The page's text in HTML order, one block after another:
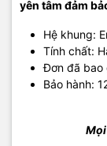
yên tâm đảm
Hệ khung:
Tính chất:
Đơn đã bao
Bảo hành: